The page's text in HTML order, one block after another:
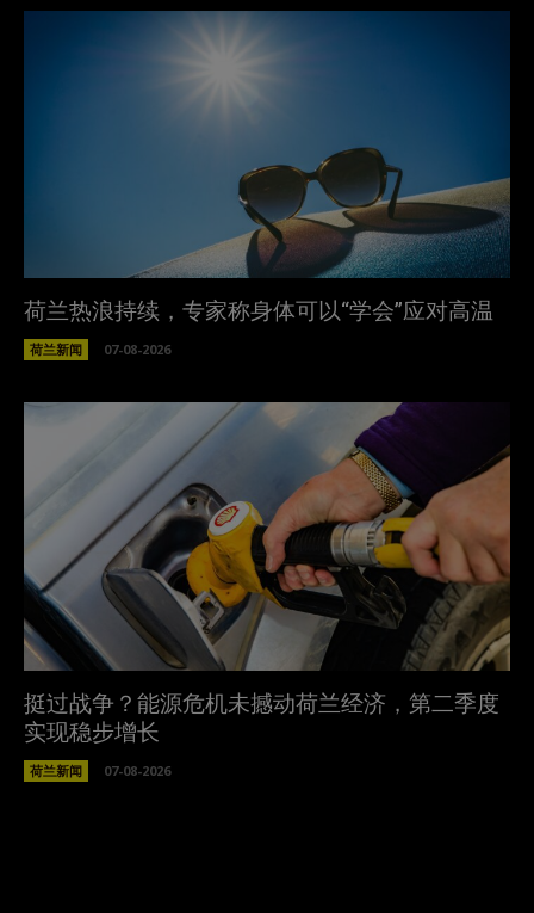
荷兰热浪持续，专家称身体可以“学会”应对高温
荷兰新闻 07-08-2026
挺过战争？能源危机未撼动荷兰经济，第二季度
实现稳步增长
荷兰新闻 07-08-2026